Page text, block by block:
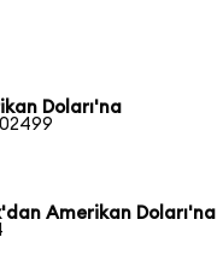
Doları'na
Amerikan Doları'na